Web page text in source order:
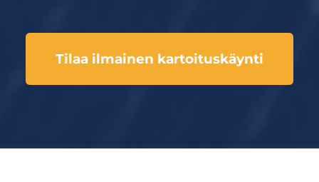
Tilaa ilmainen kartoituskäynti